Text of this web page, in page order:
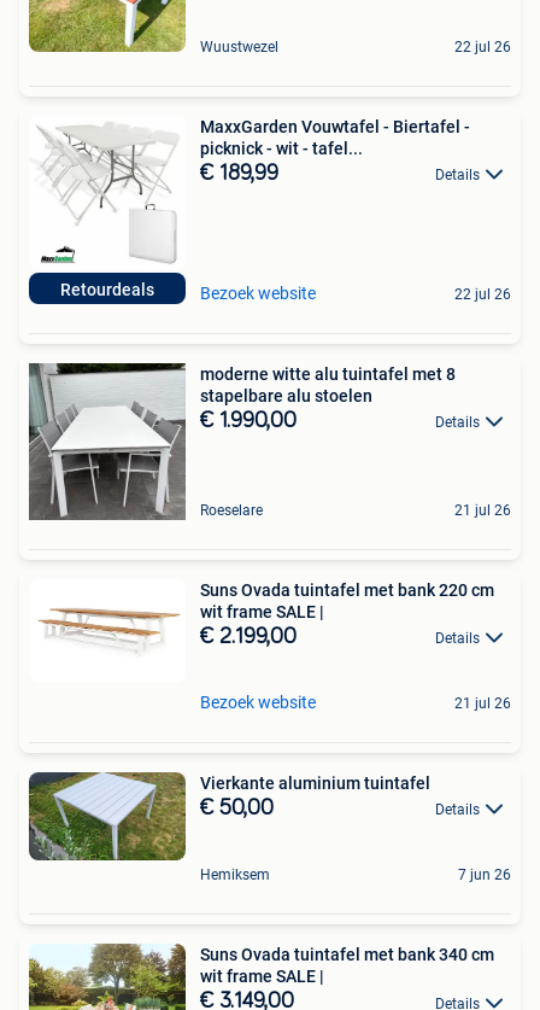
Wuustwezel 22 jul 26
Retourdeals
MaxxGarden Vouwtafel - Biertafel -
picknick - wit - tafel...
€ 189,99 Details
Bezoek website 22 jul 26
moderne witte alu tuintafel met 8
stapelbare alu stoelen
€ 1.990,00 Details
Roeselare 21 jul 26
Suns Ovada tuintafel met bank 220 cm
wit frame SALE |
€ 2.199,00 Details
Bezoek website 21 jul 26
Vierkante aluminium tuintafel
€ 50,00 Details
Hemiksem 7 jun 26
Suns Ovada tuintafel met bank 340 cm
wit frame SALE |
€ 3.149,00 Details